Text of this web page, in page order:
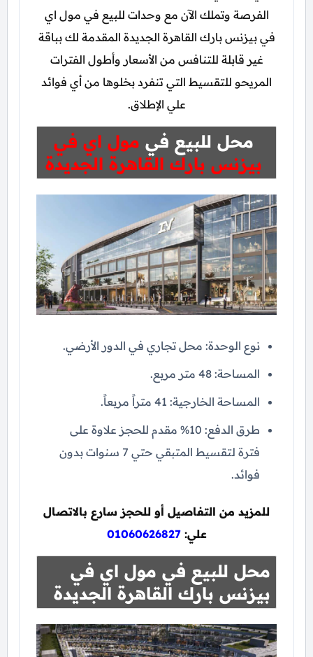
الفرصة وتملك الآن مع وحدات للبيع في مول اي
في بيزنس بارك القاهرة الجديدة المقدمة لك بباقة
غير قابلة للتنافس من الأسعار وأطول الفترات
المريحو للتقسيط التي تنفرد بخلوها من أي فوائد
علي الإطلاق.
محل للبيع في مول اي في
بيزنس بارك القاهرة الجديدة
نوع الوحدة: محل تجاري في الدور الأرضي.
المساحة: 48 متر مربع.
المساحة الخارجية: 41 متراً مربعاً.
طرق الدفع: 10% مقدم للحجز علاوة على
فترة لتقسيط المتبقي حتي 7 سنوات بدون
فوائد.
للمزيد من التفاصيل أو للحجز سارع بالاتصال
علي:01060626827
محل للبيع في مول اي في
بيزنس بارك القاهرة الجديدة